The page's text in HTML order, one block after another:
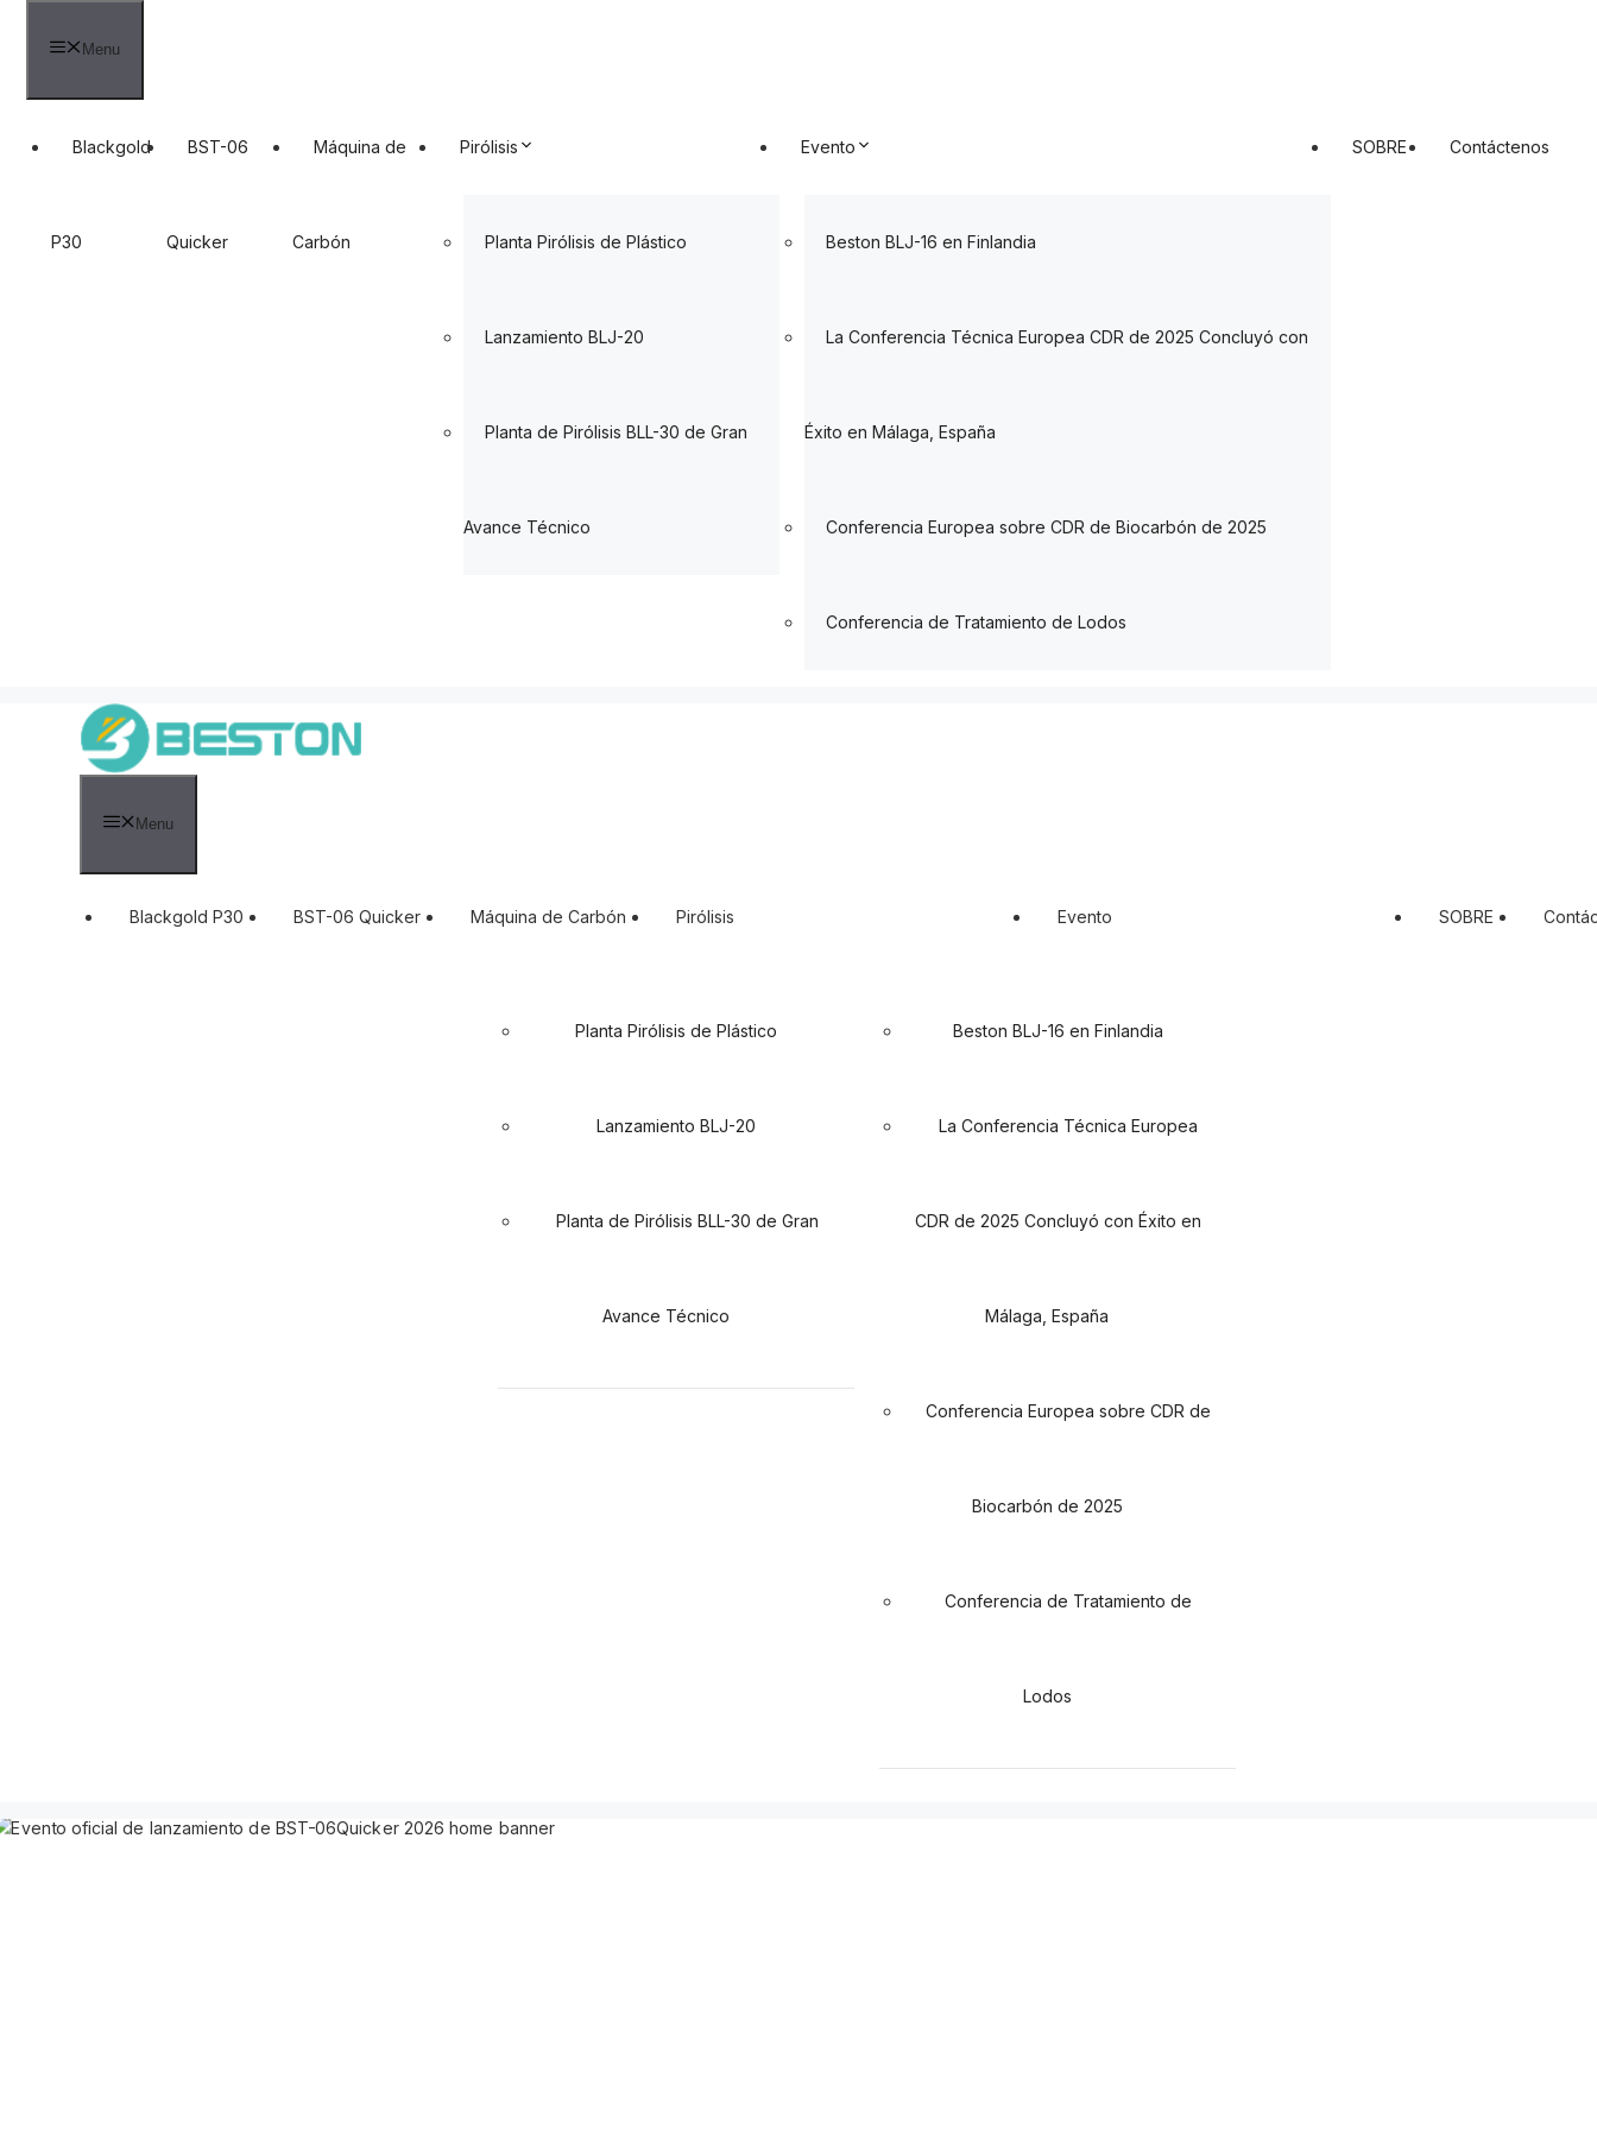
Menu
Blackgold
P30
BST-06
Quicker
Máquina de
Carbón
Pirólisis
Planta Pirólisis de Plástico
Lanzamiento BLJ-20
Planta de Pirólisis BLL-30 de Gran
Avance Técnico
Evento
Beston BLJ-16 en Finlandia
La Conferencia Técnica Europea CDR de 2025 Concluyó con
Éxito en Málaga, España
Conferencia Europea sobre CDR de Biocarbón de 2025
Conferencia de Tratamiento de Lodos
SOBRE Contáctenos
Menu
Blackgold P30 BST-06 Quicker Máquina de Carbón Pirólisis
Planta Pirólisis de Plástico
Lanzamiento BLJ-20
Planta de Pirólisis BLL-30 de Gran
Avance Técnico
Evento
Beston BLJ-16 en Finlandia
La Conferencia Técnica Europea
CDR de 2025 Concluyó con Éxito en
Málaga, España
Conferencia Europea sobre CDR de
Biocarbón de 2025
Conferencia de Tratamiento de
Lodos
SOBRE